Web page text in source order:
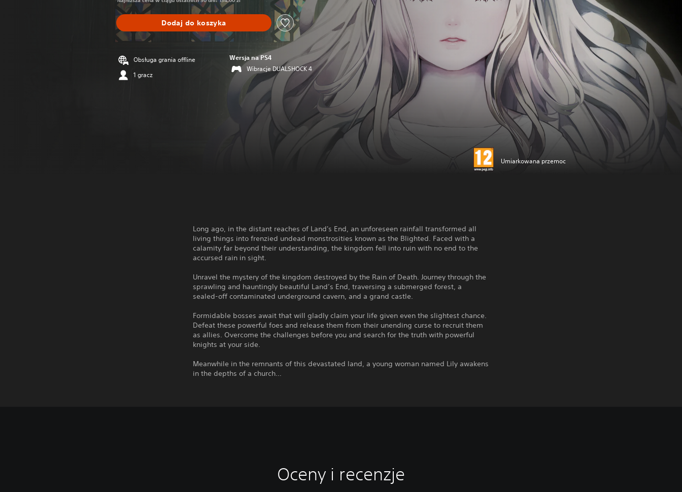
Dodaj do koszyka
Obsługa grania offline
1 gracz
Wersja na PS4
Wibracje DUALSHOCK 4
Umiarkowana przemoc
Long ago, in the distant reaches of Land's End, an unforeseen rainfall transformed all
living things into frenzied undead monstrosities known as the Blighted. Faced with a
calamity far beyond their understanding, the kingdom fell into ruin with no end to the
accursed rain in sight.
Unravel the mystery of the kingdom destroyed by the Rain of Death. Journey through the
sprawling and hauntingly beautiful Land’s End, traversing a submerged forest, a
sealed-off contaminated underground cavern, and a grand castle.
Formidable bosses await that will gladly claim your life given even the slightest chance.
Defeat these powerful foes and release them from their unending curse to recruit them
as allies. Overcome the challenges before you and search for the truth with powerful
knights at your side.
Meanwhile in the remnants of this devastated land, a young woman named Lily awakens
in the depths of a church…
Oceny i recenzje